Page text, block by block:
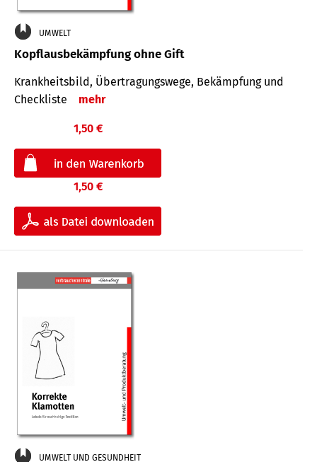
UMWELT
Kopflausbekämpfung ohne Gift
Krankheits­bild, Übertra­gungs­wege, Bekämpfung und
Check­liste
mehr
1,50 €
1,50 €
UMWELT UND GESUNDHEIT